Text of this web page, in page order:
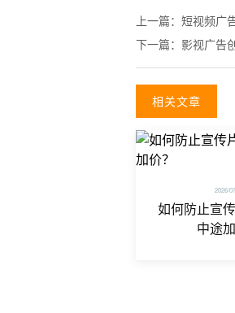
上一篇： 短视频广
下一篇： 影视广告
相关文章
2026/
如何防止宣
中途